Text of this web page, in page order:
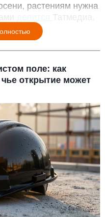
растениям нужна
Татмедиа.
поле: как
открытие может